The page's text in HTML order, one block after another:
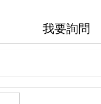
我要詢問